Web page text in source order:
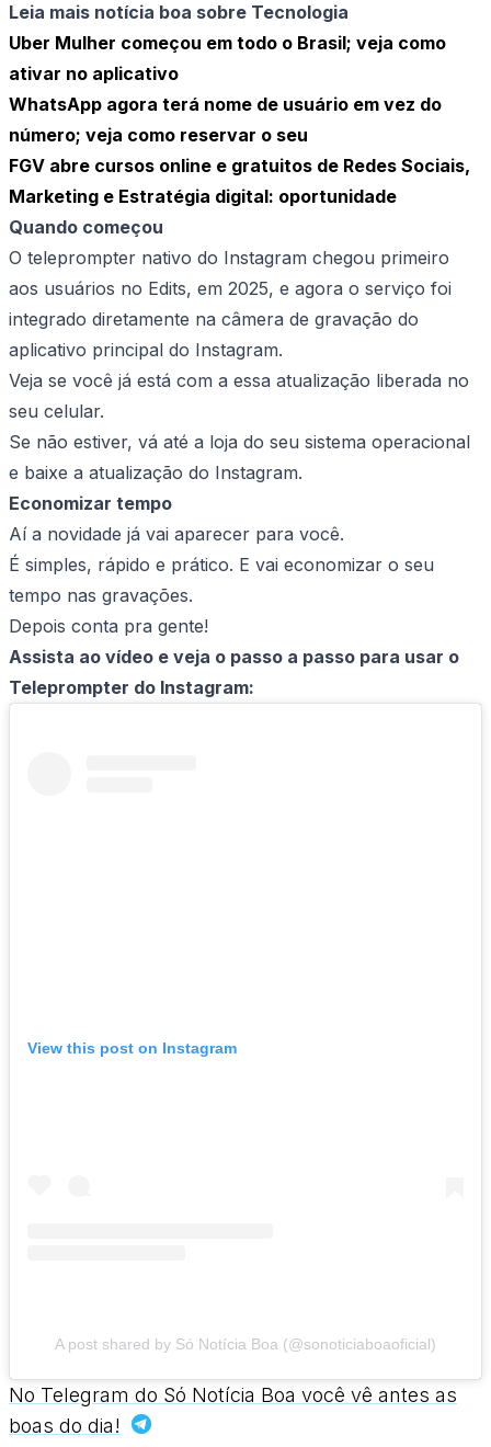
Leia mais notícia boa sobre Tecnologia
Uber Mulher começou em todo o Brasil; veja como
ativar no aplicativo
WhatsApp agora terá nome de usuário em vez do
número; veja como reservar o seu
FGV abre cursos online e gratuitos de Redes Sociais,
Marketing e Estratégia digital: oportunidade
Quando começou
O teleprompter nativo do Instagram chegou primeiro
aos usuários no Edits, em 2025, e agora o serviço foi
integrado diretamente na câmera de gravação do
aplicativo principal do Instagram.
Veja se você já está com a essa atualização liberada no
seu celular.
Se não estiver, vá até a loja do seu sistema operacional
e baixe a atualização do Instagram.
Economizar tempo
Aí a novidade já vai aparecer para você.
É simples, rápido e prático. E vai economizar o seu
tempo nas gravações.
Depois conta pra gente!
Assista ao vídeo e veja o passo a passo para usar o
Teleprompter do Instagram:
View this post on Instagram
A post shared by Só Notícia Boa (@sonoticiaboaoficial)
No Telegram do Só Notícia Boa você vê antes as
boas do dia!